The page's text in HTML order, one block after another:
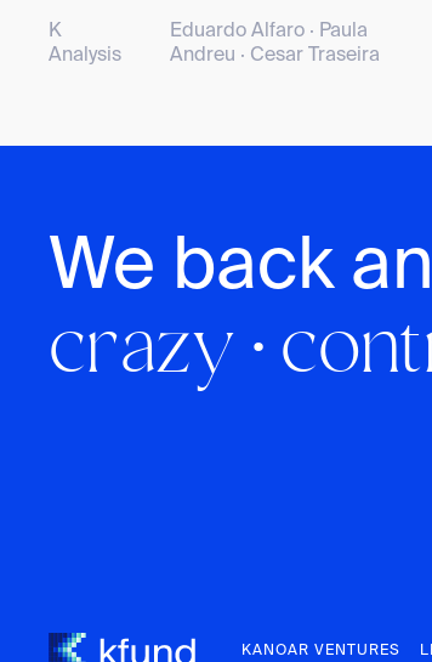
K
Analysis
Eduardo Alfaro · Paula
Andreu · Cesar Traseira
We back
crazy ·
KANOAR VENTURES